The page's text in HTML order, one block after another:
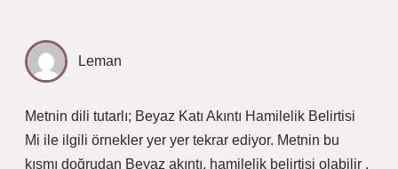
Leman
Metnin dili tutarlı; Beyaz Katı Akıntı Hamilelik Belirtisi
Mi ile ilgili örnekler yer yer tekrar ediyor. Metnin bu
kısmı doğrudan Beyaz akıntı, hamilelik belirtisi olabilir .